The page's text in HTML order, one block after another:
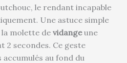
le rendant incapable
Une astuce simple
molette de vidangeune
2 secondes. Ce geste
accumulés au fond du